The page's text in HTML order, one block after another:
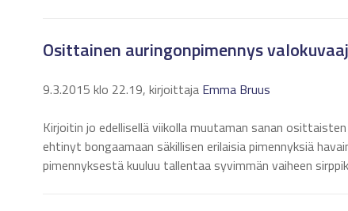
Osittainen auringonpimennys
9.3.2015 klo 22.19, kirjoittaja Emma Bruus
Kirjoitin jo edellisellä viikolla muutaman sanan
ehtinyt bongaamaan säkillisen erilaisia pimennyksiä
pimennyksestä kuuluu tallentaa syvimmän vaiheen